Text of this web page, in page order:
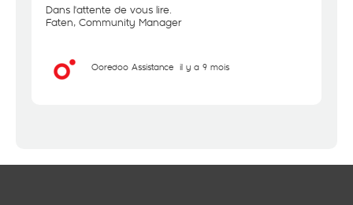
Dans l'attente de vous lire.
Faten, Community Manager
Ooredoo Assistance il y a 9 mois